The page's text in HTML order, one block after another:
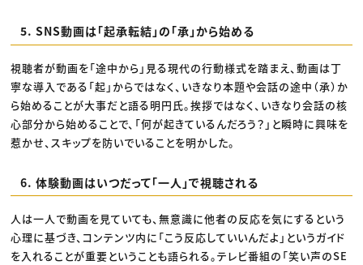
5. SNS動画は「起承転結」の「承」から始める
視聴者が動画を「途中から」見る現代の行動様式を踏まえ、動画は丁
寧な導入である「起」からではなく、いきなり本題や会話の途中（承）か
ら始めることが大事だと語る明円氏。挨拶ではなく、いきなり会話の核
心部分から始めることで、「何が起きているんだろう？」と瞬時に興味を
惹かせ、スキップを防いでいることを明かした。
6. 体験動画はいつだって「一人」で視聴される
人は一人で動画を見ていても、無意識に他者の反応を気にするという
心理に基づき、コンテンツ内に「こう反応していいんだよ」というガイド
を入れることが重要ということも語られる。テレビ番組の「笑い声のSE